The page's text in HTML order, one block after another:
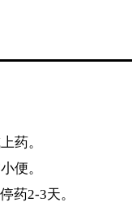
药。
便。
药2-3天。